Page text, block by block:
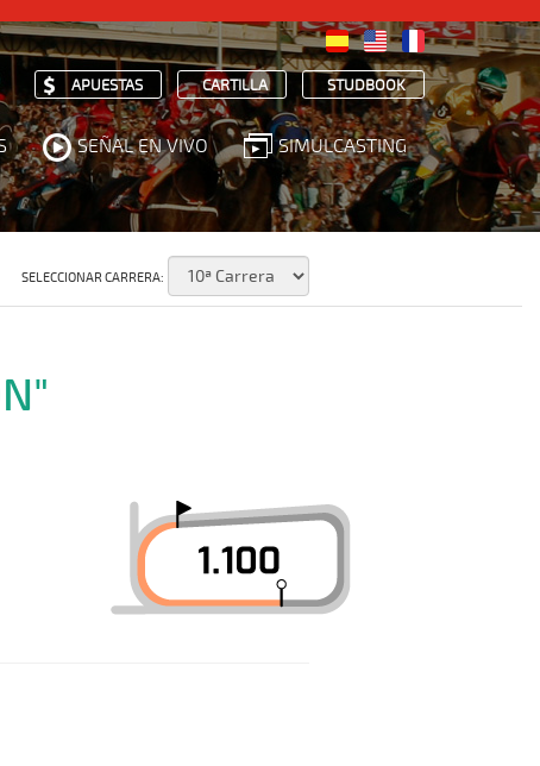
APUESTAS CARTILLA STUDBOOK
SEÑAL EN VIVO SIMULCASTING
SELECCIONAR CARRERA: